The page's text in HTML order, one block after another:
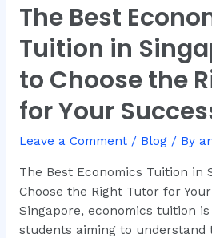
The Best
Tuition in
to Choose the
for Your
Leave a Comment / Blog/ By
The Best Economics Tuition in
Choose the Right Tutor for
Singapore, economics tuition
students aiming to
The
Best
Economics
Tuition
in
Singapore:
to
Choose
the
Right
Tutor